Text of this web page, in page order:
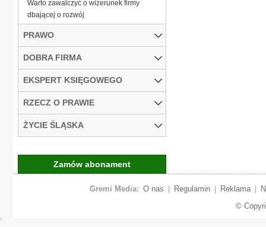
Warto zawalczyć o wizerunek firmy
dbającej o rozwój
PRAWO
DOBRA FIRMA
EKSPERT KSIĘGOWEGO
RZECZ O PRAWIE
ŻYCIE ŚLĄSKA
Zamów abonament
Gremi Media: O nas Regulamin Reklama
©